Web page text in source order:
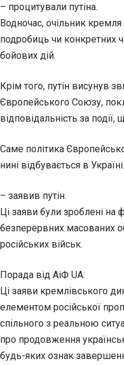
– процитували путіна.
Водночас, очільник
подробиць чи конкретних
бойових дій.
Крім того, путін висунув
Європейського Союзу,
відповідальність за
Саме політика
нині відбувається в Україні.
– заявив путін.
Ці заяви були зроблені на
безперервних масованих
російських військ.
Порада від АіФ UA:
Ці заяви кремлівського
елементом російської
спільного з реальною
про продовження
будь-яких ознак